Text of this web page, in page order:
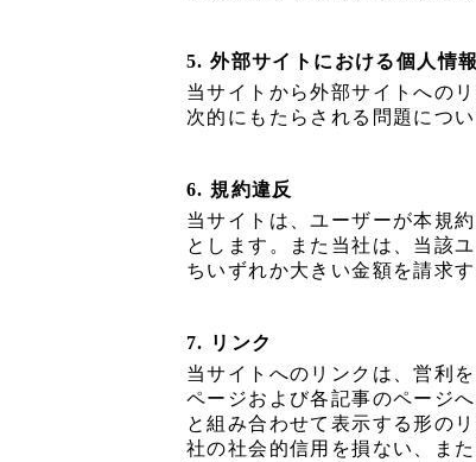
5. 外部サイトにおける個人情
当サイトから外部サイトへの
次的にもたらされる問題につ
6. 規約違反
当サイトは、ユーザーが本規
とします。また当社は、当該
ちいずれか大きい金額を請求
7. リンク
当サイトへのリンクは、営利
ページおよび各記事のページ
と組み合わせて表示する形の
社の社会的信用を損ない、ま